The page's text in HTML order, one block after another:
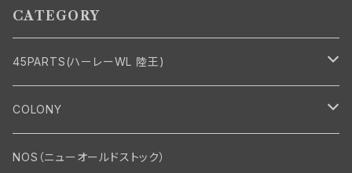
CATEGORY
45PARTS(ハーレーWL 陸王)
エンジン
エンジン・シリンダーヘッド
マフラー・インテーク・キャブレター
COLONY
Bolt・Nut
NOS（ニューオールドストック）